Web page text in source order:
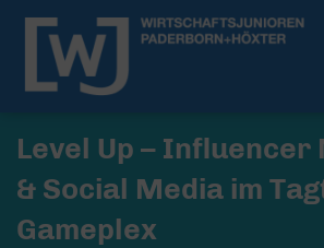
Level Up –
& Social Media im
Gameplex